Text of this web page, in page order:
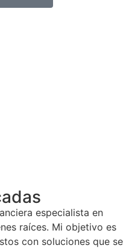
especialista en
raíces. Mi objetivo es
con soluciones que se